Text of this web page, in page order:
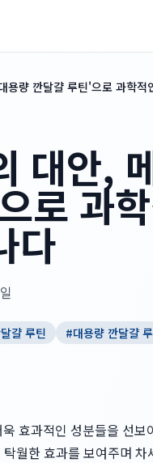
용량 깐달걀 루틴'으로 과학
대안,
로 과
다
걀 루틴 #대용량 깐달걀
효과적인 성분들을 선
월한 효과를 보여주며